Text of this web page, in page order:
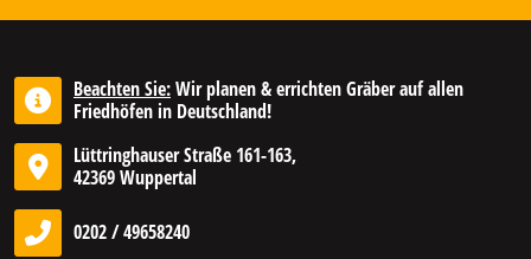
Beachten Sie:Wir planen & errichten Gräber auf allen
Friedhöfen in Deutschland!
Lüttringhauser Straße 161-163,
42369 Wuppertal
0202 / 49658240